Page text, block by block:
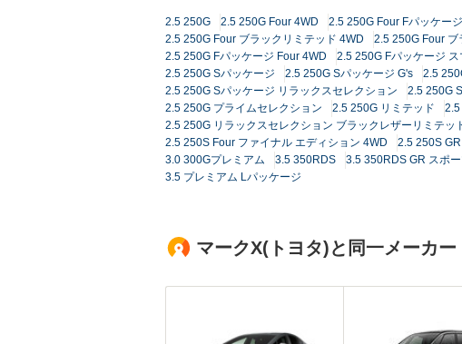
2.5 250G 2.5 250G Four 4WD 2.5 250G Four Fパッケー
2.5 250G Four ブラックリミテッド 4WD
2.5 250G Four ブ
2.5 250G Fパッケージ Four 4WD
2.5 250G Fパッケージ
2.5 250G Sパッケージ
2.5 250G Sパッケージ G's 2.5
2.5 250G Sパッケージ リラックスセレクション
2.5 250G
2.5 250G プライムセレクション
2.5 250G リミテッド 2.5
2.5 250G リラックスセレクション ブラックレザーリミテッ
2.5 250S Four ファイナル エディション 4WD
2.5 250S
3.0 300Gプレミアム
3.5 350RDS 3.5 350RDS GR スポ
3.5 プレミアム Lパッケージ
マークX(トヨタ)と同一メーカ